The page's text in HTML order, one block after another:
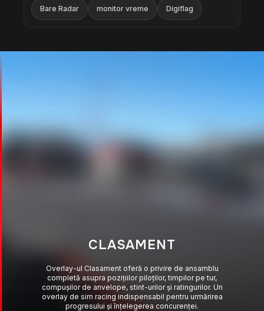
Bare Radar monitor vreme Digiflag
CLASAMENT
Overlay-ul Clasament oferă o privire de ansamblu
completă asupra pozițiilor piloților, timpilor pe tur,
compușilor de anvelope, stint-urilor și ratingurilor. Un
overlay de sim racing indispensabil pentru urmărirea
progresului și înțelegerea concurenței.